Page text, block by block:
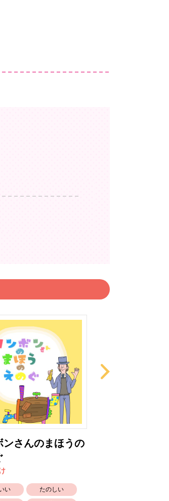
ンさんのまほうの
い たのしい